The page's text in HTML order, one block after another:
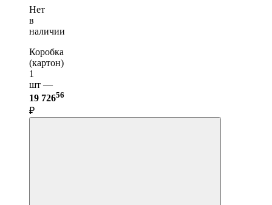
Нет
в
наличии
Коробка
(картон)
1
шт —
19 72656
₽